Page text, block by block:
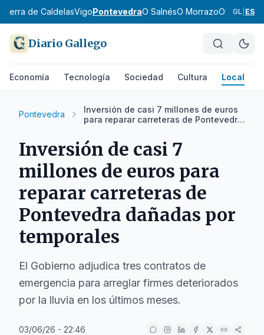
Terra de CaldelasVigoPontevedraO SalnésO MorrazoO Baixo
GL ES
Diario Gallego
Economía Tecnología Sociedad Cultura Local
Pontevedra
Inversión de casi 7 millones de euros
para reparar carreteras de Pontevedra
Inversión de casi 7
millones de euros para
reparar carreteras de
Pontevedra dañadas por
temporales
El Gobierno adjudica tres contratos de
emergencia para arreglar firmes deteriorados
por la lluvia en los últimos meses.
03/06/26 - 22:46